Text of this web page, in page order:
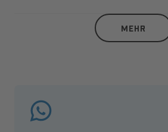
MEHR